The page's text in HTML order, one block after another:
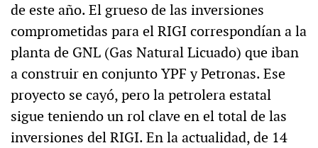
de este año. El grueso de las inversiones
comprometidas para el RIGI correspondían a la
planta de GNL (Gas Natural Licuado) que iban
a construir en conjunto YPF y Petronas. Ese
proyecto se cayó, pero la petrolera estatal
sigue teniendo un rol clave en el total de las
inversiones del RIGI. En la actualidad, de 14